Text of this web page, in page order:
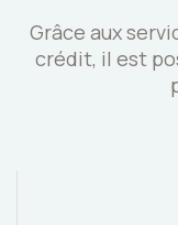
Grâce aux
crédit, il est